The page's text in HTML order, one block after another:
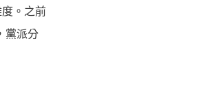
。之前
黨派分